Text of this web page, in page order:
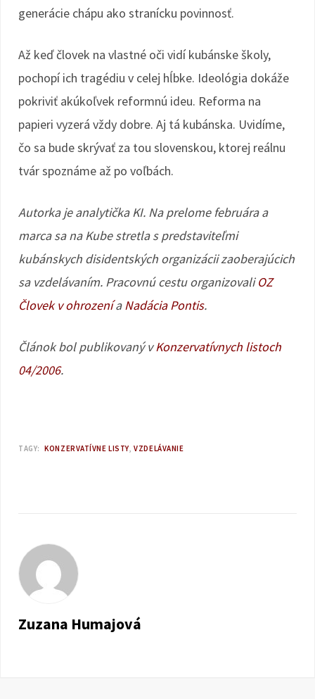
generácie chápu ako stranícku povinnosť.
Až keď človek na vlastné oči vidí kubánske školy,
pochopí ich tragédiu v celej hĺbke. Ideológia dokáže
pokriviť akúkoľvek reformnú ideu. Reforma na
papieri vyzerá vždy dobre. Aj tá kubánska. Uvidíme,
čo sa bude skrývať za tou slovenskou, ktorej reálnu
tvár spoznáme až po voľbách.
Autorka je analytička KI. Na prelome februára a
marca sa na Kube stretla s predstaviteľmi
kubánskych disidentských organizácii zaoberajúcich
sa vzdelávaním. Pracovnú cestu organizovaliOZ
Človek v ohrozeníaNadácia Pontis.
Článok bol publikovaný vKonzervatívnych listoch
04/2006.
TAGY: KONZERVATÍVNE LISTY VZDELÁVANIE
Zuzana Humajová